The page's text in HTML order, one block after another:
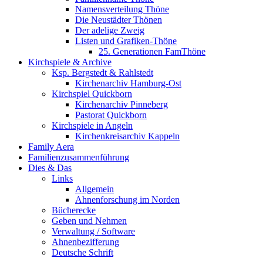
Namensverteilung Thöne
Die Neustädter Thönen
Der adelige Zweig
Listen und Grafiken-Thöne
25. Generationen FamThöne
Kirchspiele & Archive
Ksp. Bergstedt & Rahlstedt
Kirchenarchiv Hamburg-Ost
Kirchspiel Quickborn
Kirchenarchiv Pinneberg
Pastorat Quickborn
Kirchspiele in Angeln
Kirchenkreisarchiv Kappeln
Family Aera
Familienzusammenführung
Dies & Das
Links
Allgemein
Ahnenforschung im Norden
Bücherecke
Geben und Nehmen
Verwaltung / Software
Ahnenbezifferung
Deutsche Schrift